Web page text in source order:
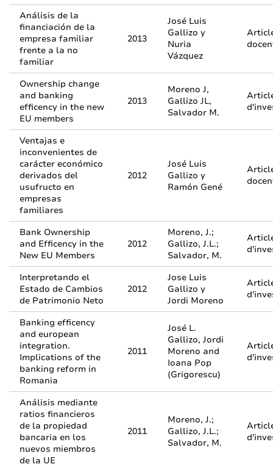
Análisis de la
financiación de la
empresa familiar
frente a la no
familiar
2013
José Luis
Gallizo y
Nuria
Vázquez
Ownership change
and banking
efficency in the new
EU members
2013
Moreno J,
Gallizo JL,
Salvador M.
Ventajas e
inconvenientes de
carácter económico
derivados del
usufructo en
empresas
familiares
2012
José Luis
Gallizo y
Ramón Gené
Bank Ownership
and Efficency in the
New EU Members
2012
Moreno, J.;
Gallizo, J.L.;
Salvador, M.
Interpretando el
Estado de Cambios
de Patrimonio Neto
2012
Jose Luis
Gallizo y
Jordi Moreno
Banking efficency
and european
integration.
Implications of the
banking reform in
Romania
2011
José L.
Gallizo, Jordi
Moreno and
Ioana Pop
(Grigorescu)
Análisis mediante
ratios financieros
de la propiedad
bancaria en los
nuevos miembros
de la UE
2011
Moreno, J.;
Gallizo, J.L.;
Salvador, M.